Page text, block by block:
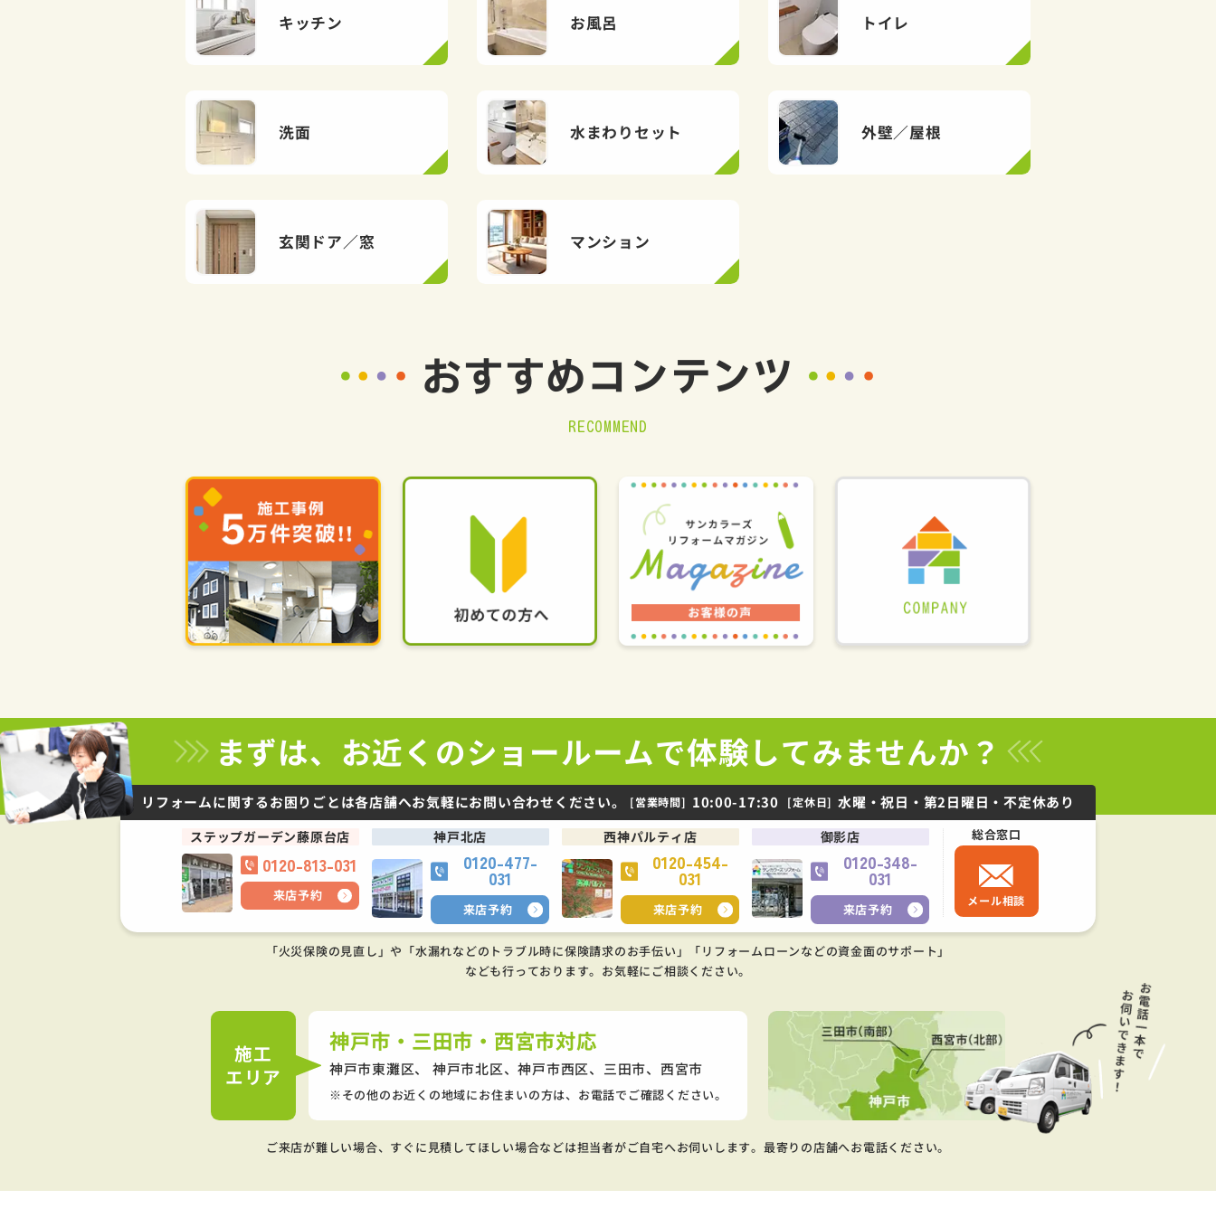
キッチン お風呂 トイレ
洗面 水まわりセット 外壁／屋根
玄関ドア／窓 マンション
おすすめコンテンツ
RECOMMEND
まずは、お近くのショールームで体験してみませんか？
リフォームに関するお困りごとは各店舗へお気軽にお問い合わせください。 [営業時間] 10:00-17:30 [定休日] 水曜・祝日・第2日曜日・不定休あり
ステップガーデン藤原台店
0120-813-031
来店予約
神戸北店
0120-477-
031
来店予約
西神パルティ店
0120-454-
031
来店予約
御影店
0120-348-
031
来店予約
総合窓口
メール相談
「火災保険の見直し」や「水漏れなどのトラブル時に保険請求のお手伝い」「リフォームローンなどの資金面のサポート」
なども行っております。 お気軽にご相談ください。
施工
エリア
神戸市・三田市・西宮市対応
神戸市東灘区、 神戸市北区、神戸市西区、 三田市、西宮市
その他のお近くの地域にお住まいの方は、お電話でご確認ください。
ご来店が難しい場合、すぐに見積してほしい場合などは担当者がご自宅へお伺いします。最寄りの店舗へお電話ください。